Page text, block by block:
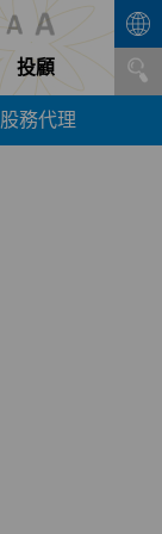
投顧
股務代理